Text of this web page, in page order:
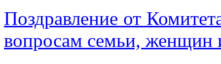
Поздравление от
вопросам семьи, женщин